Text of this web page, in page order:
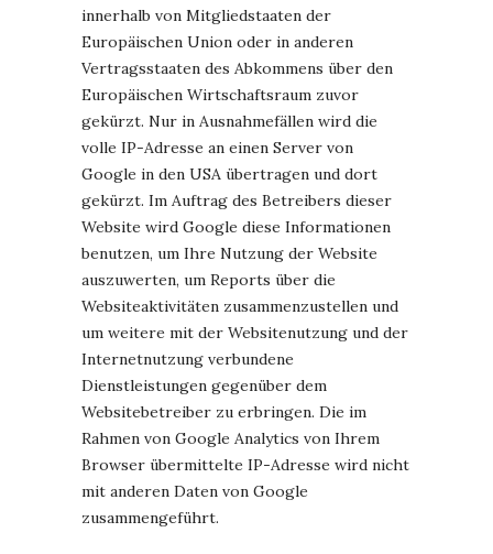
innerhalb von Mitgliedstaaten der
Europäischen Union oder in anderen
Vertragsstaaten des Abkommens über den
Europäischen Wirtschaftsraum zuvor
gekürzt. Nur in Ausnahmefällen wird die
volle IP-Adresse an einen Server von
Google in den USA übertragen und dort
gekürzt. Im Auftrag des Betreibers dieser
Website wird Google diese Informationen
benutzen, um Ihre Nutzung der Website
auszuwerten, um Reports über die
Websiteaktivitäten zusammenzustellen und
um weitere mit der Websitenutzung und der
Internetnutzung verbundene
Dienstleistungen gegenüber dem
Websitebetreiber zu erbringen. Die im
Rahmen von Google Analytics von Ihrem
Browser übermittelte IP-Adresse wird nicht
mit anderen Daten von Google
zusammengeführt.